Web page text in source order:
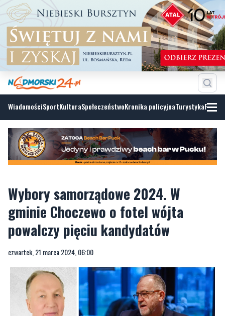
WiadomościSportKulturaSpołeczeństwoKronika policyjnaTurystyka
Wybory samorządowe 2024. W
gminie Choczewo o fotel wójta
powalczy pięciu kandydatów
czwartek, 21 marca 2024, 06:00